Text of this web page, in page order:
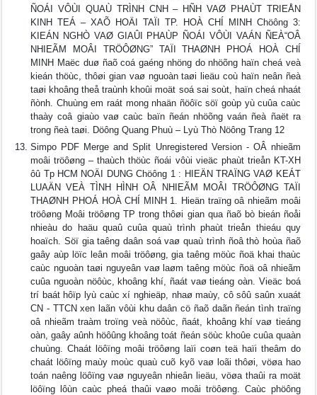
ÑOÁI VÔÙI QUAÙ TRÌNH CNH – HÑH VAØ PHAÙT TRIEÅN
KINH TEÁ – XAÕ HOÄI TAÏI TP. HOÀ CHÍ MINH Chöông 3:
KIEÁN NGHÒ VAØ GIAÛI PHAÙP ÑOÁI VÔÙI VAÁN ÑEÀ“OÂ
NHIEÃM MOÂI TRÖÔØNG” TAÏI THAØNH PHOÁ HOÀ CHÍ
MINH Maëc duø ñaõ coá gaéng nhöng do nhöõng haïn cheá veà
kieán thöùc, thôøi gian vaø nguoàn taøi lieäu coù haïn neân ñeà
taøi khoâng theå traùnh khoûi moät soá sai soùt, haïn cheá nhaát
ñònh. Chuùng em raát mong nhaän ñöôïc söï goùp yù cuûa caùc
thaày coâ giaùo vaø caùc baïn ñeán nhöõng vaán ñeà ñaët ra
trong ñeà taøi. Döông Quang Phuù – Lyù Thò Nöông Trang 12
Simpo PDF Merge and Split Unregistered Version - OÂ nhieãm
moâi tröôøng – thaùch thöùc ñoái vôùi vieäc phaùt trieån KT-XH
ôû Tp HCM NOÄI DUNG Chöông 1 : HIEÄN TRAÏNG VAØ KEÁT
LUAÄN VEÀ TÌNH HÌNH OÂ NHIEÃM MOÂI TRÖÔØNG TAÏI
THAØNH PHOÁ HOÀ CHÍ MINH 1. Hieän traïng oâ nhieãm moâi
tröôøng Moâi tröôøng TP trong thôøi gian qua ñaõ bò bieán ñoåi
nhieàu do haäu quaû cuûa quaù trình phaùt trieån thieáu quy
hoaïch. Söï gia taêng daân soá vaø quaù trình ñoâ thò hoùa ñaõ
gaây aùp löïc leân moâi tröôøng, gia taêng möùc ñoä khai thaùc
caùc nguoàn taøi nguyeân vaø laøm taêng möùc ñoä oâ nhieãm
cuûa nguoàn nöôùc, khoâng khí, ñaát vaø tieáng oàn. Vieäc boá
trí baát hôïp lyù caùc xí nghieäp, nhaø maùy, cô sôû saûn xuaát
CN - TTCN xen laãn vôùi khu daân cö ñaõ daãn ñeán tình traïng
oâ nhieãm traàm troïng veà nöôùc, ñaát, khoâng khí vaø tieáng
oàn, gaây aûnh höôûng khoâng toát ñeán söùc khoûe cuûa quaàn
chuùng. Chaát löôïng moâi tröôøng laïi coøn teä haïi theâm do
chaát löôïng maùy moùc quaù cuõ kyõ vaø loãi thôøi, vöøa hao
toán naêng löôïng vaø nguyeân nhieân lieäu, vöøa thaûi ra moät
löôïng lôùn caùc pheá thaûi vaøo moâi tröôøng. Caùc phöông